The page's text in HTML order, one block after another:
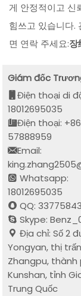
게 안정적이고 신
힘쓰고 있습니다.
면 연락 주세요:장
Giám đốc
Điện thoại di
18012695035
Điện thoại:
57888959
Email:
Whatsapp:
18012695035
QQ:
Skype:
Địa chỉ: Số 2
Yongyan, thị trấn
Zhangpu, thành
Kunshan, tỉnh
Trung Quốc